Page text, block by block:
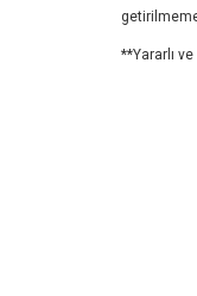
**Yararlı